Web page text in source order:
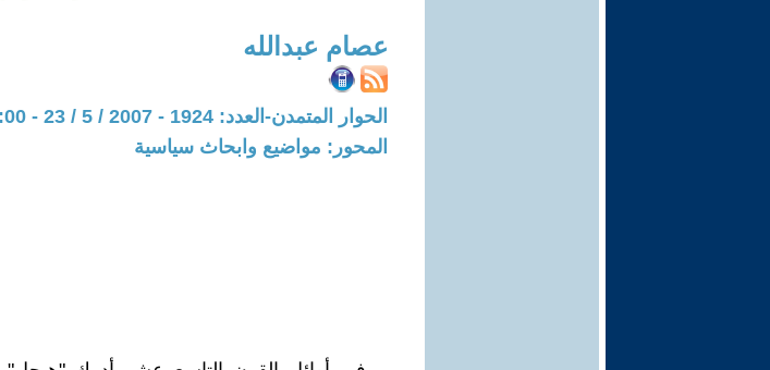
عصام عبدالله
الحوار المتمدن-العدد: 1924 - 2007 / 5 / 23 - 12:00
المحور: مواضيع وابحاث سياسية